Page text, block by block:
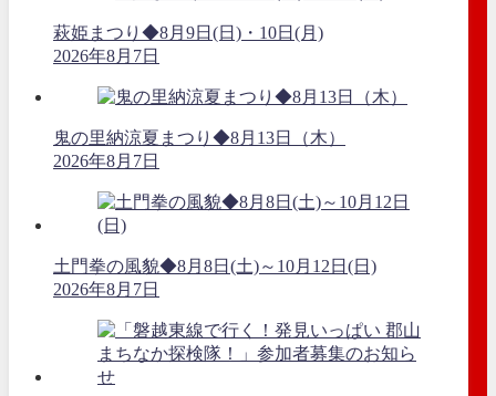
萩姫まつり◆8月9日(日)・10日(月)
2026年8月7日
鬼の里納涼夏まつり◆8月13日（木）
2026年8月7日
土門拳の風貌◆8月8日(土)～10月12日(日)
2026年8月7日